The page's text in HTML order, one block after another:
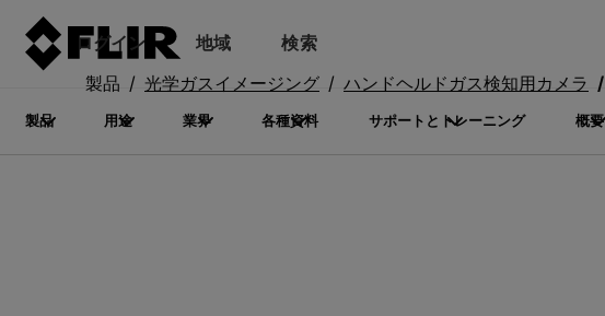
ログイン 地域 検索
製品 用途 業界 各種資料 サポートとトレーニング 概要
製品 光学ガスイメージング ハンドヘルドガス検知用カメラ